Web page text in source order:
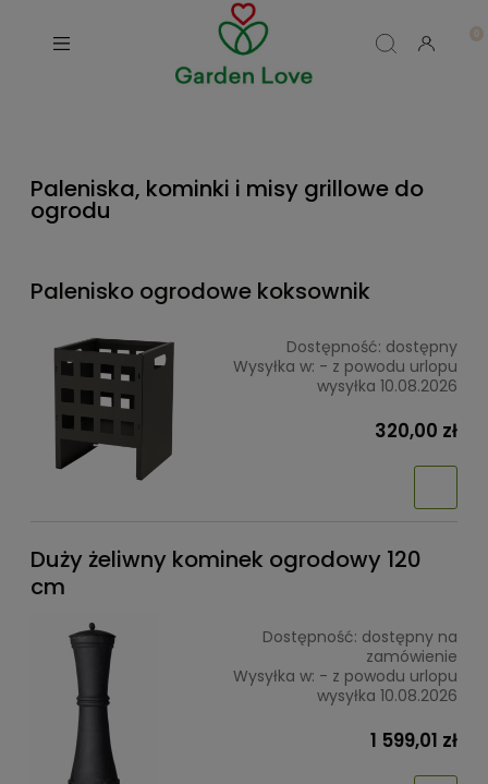
Paleniska, kominki i misy grillowe do
ogrodu
Palenisko ogrodowe koksownik
Dostępność: dostępny
Wysyłka w: - z powodu urlopu
wysyłka 10.08.2026
320,00 zł
Duży żeliwny kominek ogrodowy 120
cm
Dostępność: dostępny na
zamówienie
Wysyłka w: - z powodu urlopu
wysyłka 10.08.2026
1 599,01 zł